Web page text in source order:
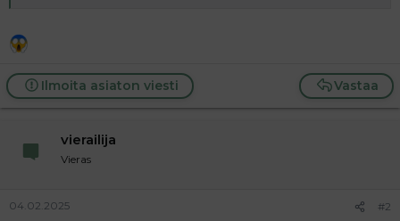
j
Vastaa
Ilmoita asiaton viesti
vierailija
Vieras
04.02.2025 #2